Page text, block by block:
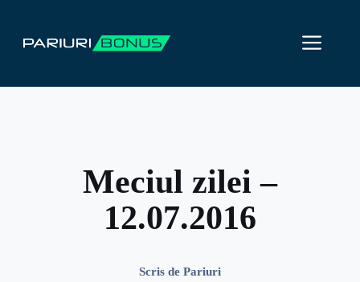
conținut
Meciul zilei –
12.07.2016
Scris de Pariuri